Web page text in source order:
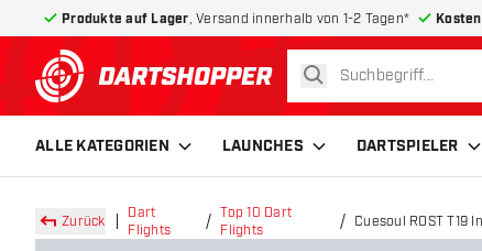
Produkte auf Lager , Versand innerhalb von 1-2 Tagen*
zurück zur Startseite
suchen
ALLE KATEGORIEN LAUNCHES DARTSPIELER
Zurück
Dart
Flights
Top 10 Dart
Flights
Cuesoul ROST
Flights